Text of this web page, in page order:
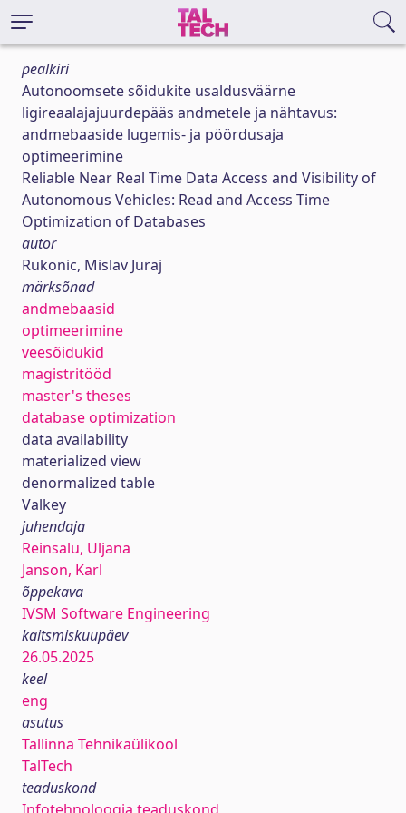
pealkiri
Autonoomsete sõidukite usaldusväärne
ligireaalajajuurdepääs andmetele ja nähtavus:
andmebaaside lugemis- ja pöördusaja
optimeerimine
Reliable Near Real Time Data Access and Visibility of
Autonomous Vehicles: Read and Access Time
Optimization of Databases
autor
Rukonic, Mislav Juraj
märksõnad
andmebaasid
optimeerimine
veesõidukid
magistritööd
master's theses
database optimization
data availability
materialized view
denormalized table
Valkey
juhendaja
Reinsalu, Uljana
Janson, Karl
õppekava
IVSM Software Engineering
kaitsmiskuupäev
26.05.2025
keel
eng
asutus
Tallinna Tehnikaülikool
TalTech
teaduskond